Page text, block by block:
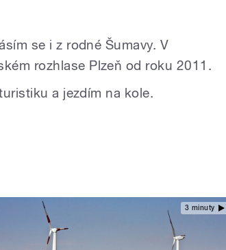
se i z rodné Šumavy. V
rozhlase Plzeň od roku 2011.
a jezdím na kole.
3 minuty